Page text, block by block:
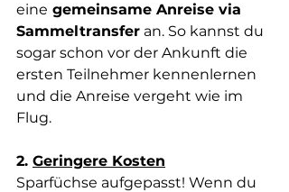
eine gemeinsame Anreise via
Sammeltransfer an. So kannst du
sogar schon vor der Ankunft die
ersten Teilnehmer kennenlernen
und die Anreise vergeht wie im
Flug.
2. Geringere Kosten
Sparfüchse aufgepasst! Wenn du